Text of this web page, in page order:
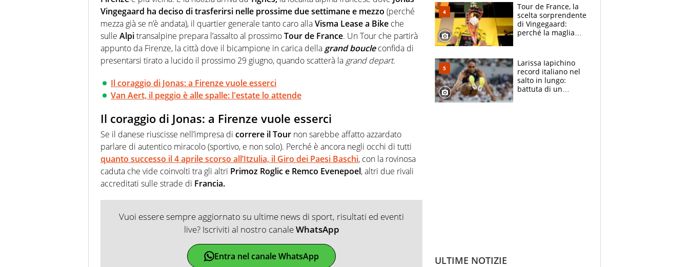
Vingegaard ha deciso di trasferirsi nelle prossime due settimane e mezzo (perché
mezza già se n’è andata), il quartier generale tanto caro allaVisma Lease a Bike che
sulle Alpitransalpine prepara l’assalto al prossimoTour de France. Un Tour che partirà
appunto da Firenze, la città dove il bicampione in carica della grand boucleconfida di
presentarsi tirato a lucido il prossimo 29 giugno, quando scatterà la grand depart.
Il coraggio di Jonas: a Firenze vuole esserci
Van Aert, il peggio è alle spalle: l'estate lo attende
Il coraggio di Jonas: a Firenze vuole esserci
Se il danese riuscisse nell’impresa di correre il Tour non sarebbe affatto azzardato
parlare di autentico miracolo (sportivo, e non solo). Perché è ancora negli occhi di tutti
quanto successo il 4 aprile scorso all’Itzulia, il Giro dei Paesi Baschi, con la rovinosa
caduta che vide coinvolti tra gli altri Primoz Roglic e Remco Evenepoel, altri due rivali
accreditati sulle strade di Francia.
Vuoi essere sempre aggiornato su ultime news di sport, risultati ed eventi
live? Iscriviti al nostro canaleWhatsApp
Entra nel canale WhatsApp
compagni
Tour de France, la
scelta sorprendente
di Vingegaard:
perché la maglia
rischio da evitare
Larissa Iapichino
record italiano nel
salto in lungo:
battuta di un
ULTIME NOTIZIE